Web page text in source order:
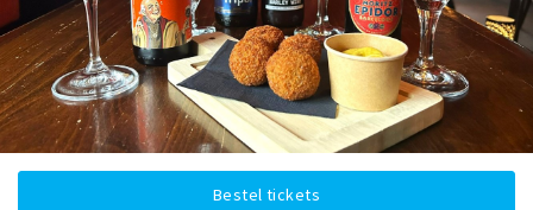
Drinken
Slapen
Recreatief
Winkels
Bestel tickets